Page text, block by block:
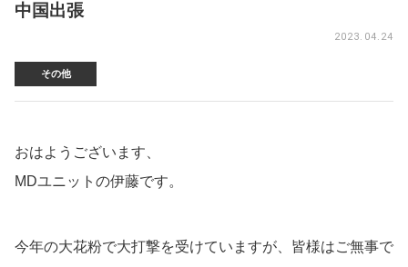
中国出張
2023.04.24
その他
おはようございます、
MDユニットの伊藤です。
今年の大花粉で大打撃を受けていますが、皆様はご無事で